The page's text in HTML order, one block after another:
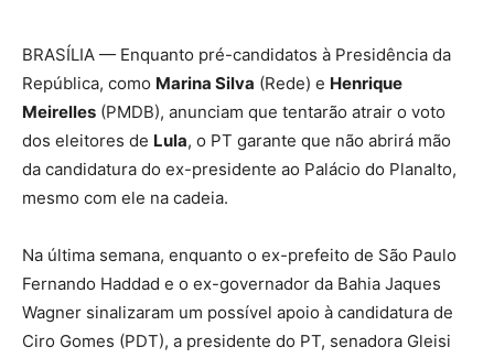
BRASÍLIA — Enquanto pré-candidatos à Presidência da
República, como Marina Silva (Rede) e Henrique
Meirelles (PMDB), anunciam que tentarão atrair o voto
dos eleitores de Lula, o PT garante que não abrirá mão
da candidatura do ex-presidente ao Palácio do Planalto,
mesmo com ele na cadeia.
Na última semana, enquanto o ex-prefeito de São Paulo
Fernando Haddad e o ex-governador da Bahia Jaques
Wagner sinalizaram um possível apoio à candidatura de
Ciro Gomes (PDT), a presidente do PT, senadora Gleisi